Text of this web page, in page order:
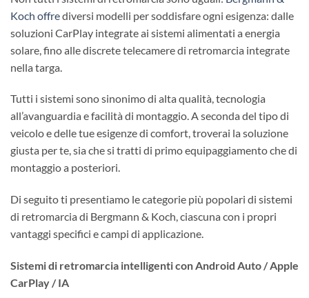
Koch offrediversi modelli per soddisfare ogni esigenza: dalle
soluzioni CarPlay integrate ai sistemi alimentati a energia
solare, fino alle discrete telecamere di retromarcia integrate
nella targa.
Tutti i sistemi sono sinonimo di alta qualità, tecnologia
all’avanguardia e facilità di montaggio. A seconda del tipo di
veicolo e delle tue esigenze di comfort, troverai la soluzione
giusta per te, sia che si tratti di primo equipaggiamento che di
montaggio a posteriori.
Di seguito ti presentiamo le categorie più popolari di sistemi
di retromarcia di Bergmann & Koch, ciascuna con i propri
vantaggi specifici e campi di applicazione.
Sistemi di retromarcia intelligenti con Android Auto / Apple
CarPlay / IA